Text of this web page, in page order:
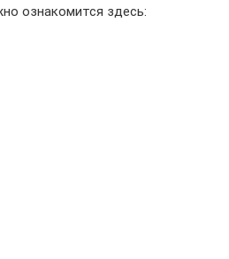
ознакомится здесь: